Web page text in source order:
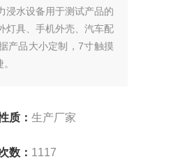
浸水设备用于测试产品的
灯具、手机外壳、汽车配
产品大小定制，7寸触摸
质： 生产厂家
数： 1117